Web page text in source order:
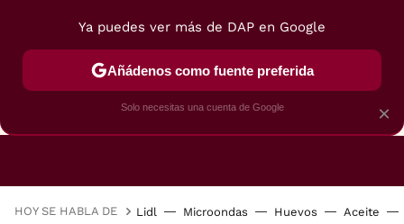
FREIDORAS DE AIRE GUÍAS DE
HOY SE HABLA DE Lidl Microondas Huevos Aceite
×
Ya puedes ver más de DAP en Google
Añádenos como fuente preferida
Solo necesitas una cuenta de Google